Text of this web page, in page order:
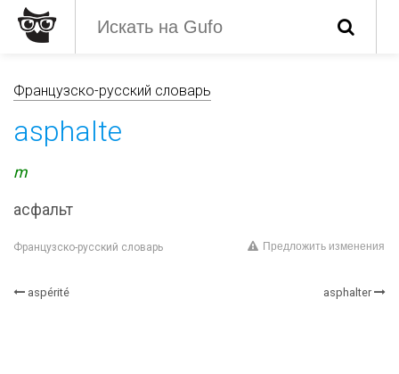
Французско-русский словарь
asphalte
m
асфальт
Французско-русский словарь Предложить изменения
aspérité asphalter